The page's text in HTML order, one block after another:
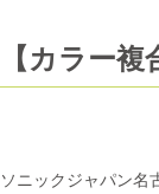
【カラー
ソニックジャパン名